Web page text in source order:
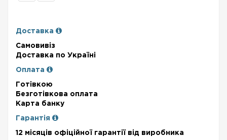
Доставка
Самовивіз
Доставка по Україні
Оплата
Готівкою
Безготівкова оплата
Карта банку
Гарантія
12 місяців офіційної гарантії від виробника